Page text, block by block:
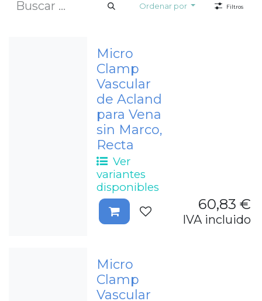
Ordenar por Filtros
Micro
Clamp
Vascular
de Acland
para Vena
sin Marco,
Recta
Ver
variantes
disponibles
60,83 €
IVA incluido
Micro
Clamp
Vascular